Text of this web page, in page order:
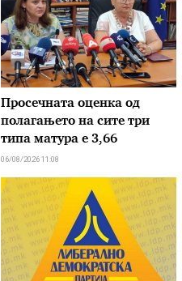
Просечната оценка од
полагањето на сите три
типа матура е 3,66
06/08/2026 11:08